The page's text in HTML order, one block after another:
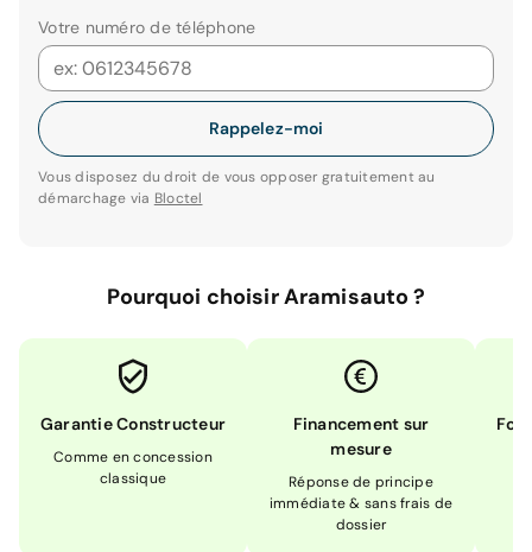
Votre numéro de téléphone
Rappelez-moi
Vous disposez du droit de vous opposer gratuitement au
démarchage via Bloctel
Pourquoi choisir Aramisauto ?
Garantie Constructeur
Comme en concession
classique
Financement sur
mesure
Réponse de principe
immédiate & sans frais de
dossier